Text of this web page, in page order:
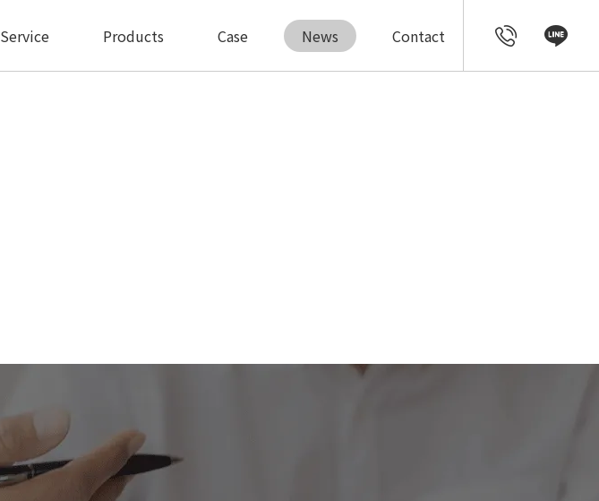
Service Products Case News Contact